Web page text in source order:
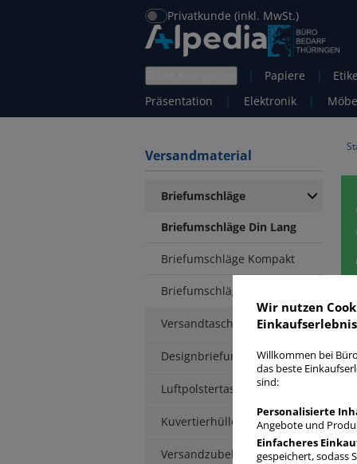
Privatkunde (inkl. MwSt.)
| Papiere |
Präsentation
| Elektronik |
Versandmaterial
Briefumschläge
Briefumschläge Din Lang
Briefumschläge Kompakt
Briefumschläge C6
Versandtaschen
Designbriefumschläge
Luftpolstertaschen
Kuvertierhüllen
Versandzubehör
Wir nutzen
Willkommen bei
das beste
sind:
Personalisierte
Angebote und
Einfacheres
gespeichert, sodass